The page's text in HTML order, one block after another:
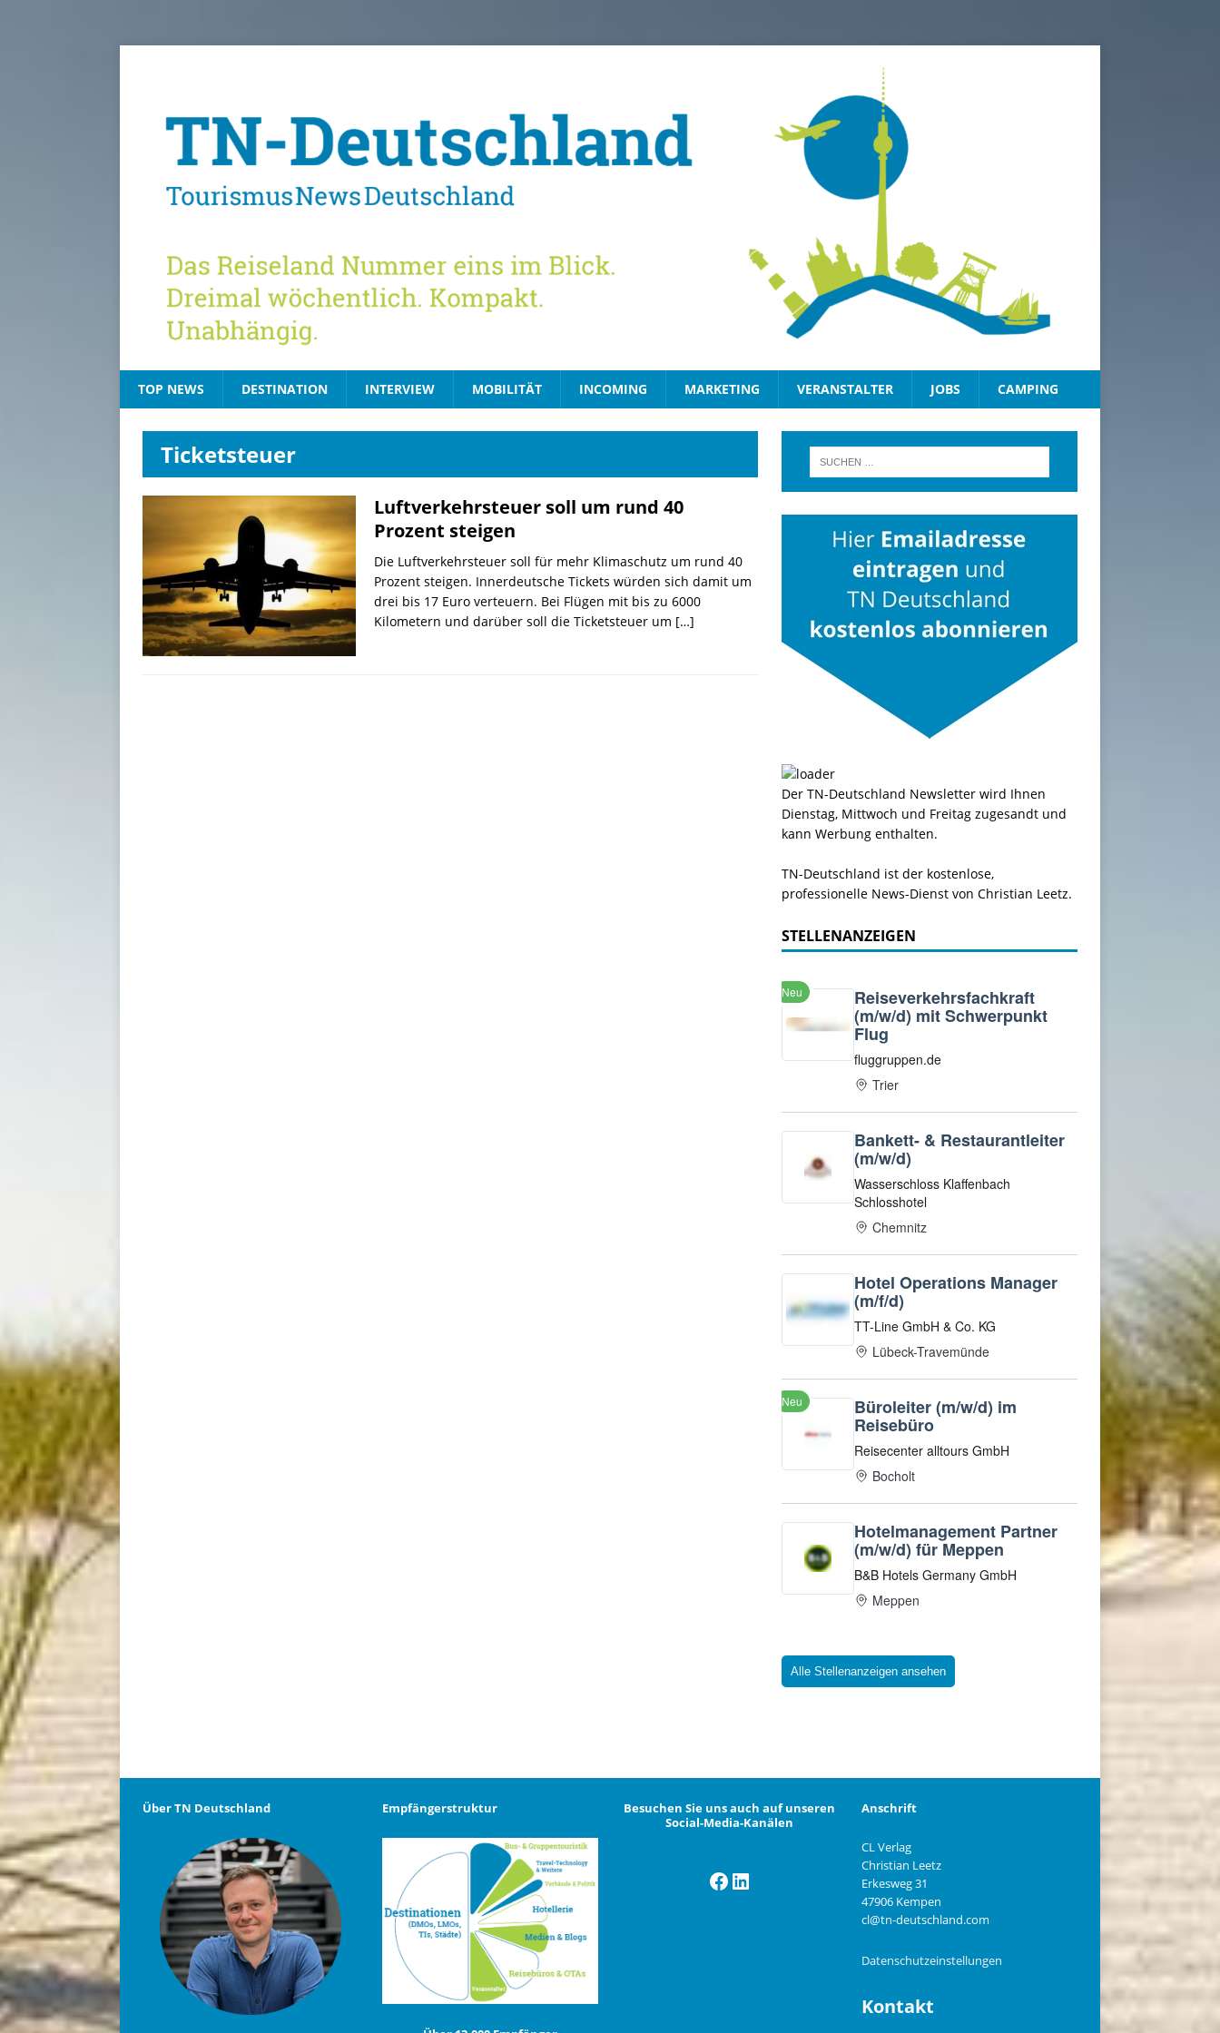
TOP NEWS DESTINATION INTERVIEW MOBILITÄT INCOMING MARKETING VERANSTALTER JOBS CAMPING
Ticketsteuer
Luftverkehrsteuer soll um rund 40
Prozent steigen
Die Luftverkehrsteuer soll für mehr Klimaschutz um rund 40
Prozent steigen. Innerdeutsche Tickets würden sich damit um
drei bis 17 Euro verteuern. Bei Flügen mit bis zu 6000
Kilometern und darüber soll die Ticketsteuer um […]
Der TN-Deutschland Newsletter wird Ihnen
Dienstag, Mittwoch und Freitag zugesandt und
kann Werbung enthalten.
TN-Deutschland ist der kostenlose,
professionelle News-Dienst von Christian Leetz.
STELLENANZEIGEN
Alle Stellenanzeigen ansehen
Über TN Deutschland Empfängerstruktur
Besuchen Sie uns auch auf unseren
Social-Media-Kanälen
Facebook
LinkedIn
Anschrift
CL Verlag
Christian Leetz
Erkesweg 31
47906 Kempen
cl@tn-deutschland.com
Datenschutzeinstellungen
Kontakt